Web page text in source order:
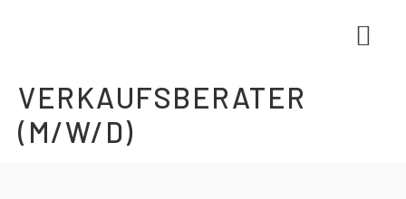
VERKAUFSBERATER
(M/W/D)